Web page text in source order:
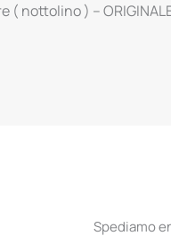
( nottolino ) –
Spediamo